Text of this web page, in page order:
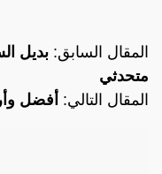
المقال السابق: بديل
متحدثي
المقال التالي: أفضل وأرقى 3 أحياء